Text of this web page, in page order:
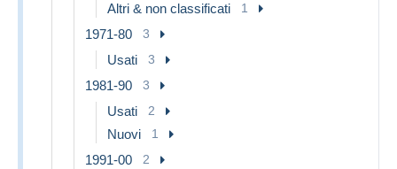
Altri & non classificati 1
1971-80 3
Usati 3
1981-90 3
Usati 2
Nuovi 1
1991-00 2